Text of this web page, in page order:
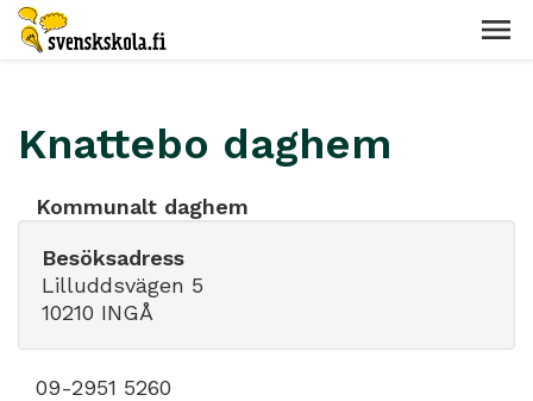
Knattebo daghem
Kommunalt daghem
Besöksadress
Lilluddsvägen 5
10210 INGÅ
09-2951 5260